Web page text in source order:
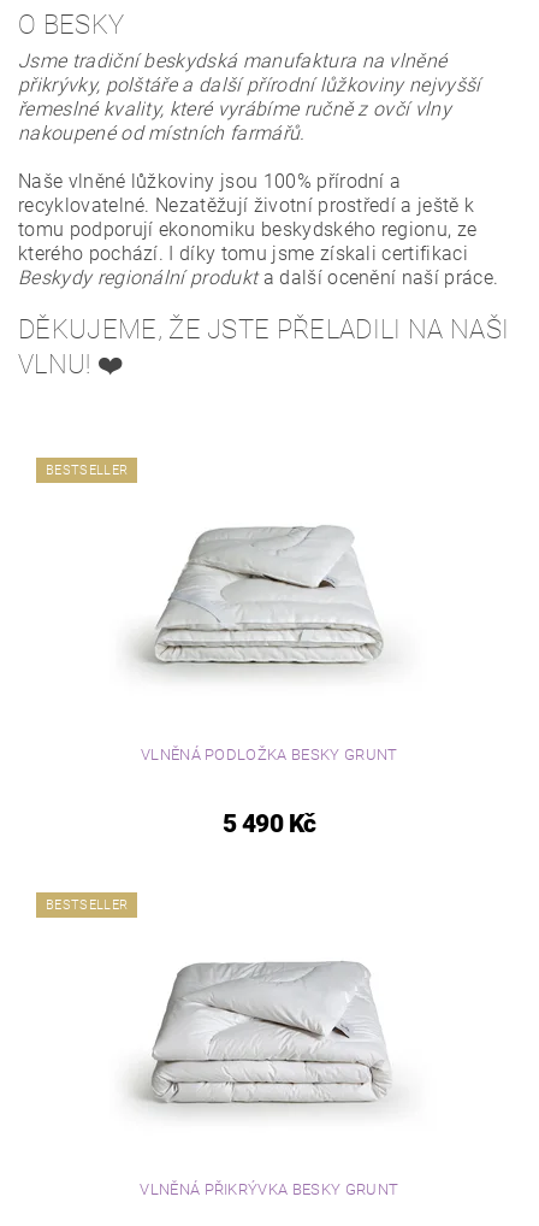
O BESKY
Jsme tradiční beskydská manufaktura na vlněné
přikrývky, polštáře a další přírodní lůžkoviny nejvyšší
řemeslné kvality, které vyrábíme ručně z ovčí vlny
nakoupené od místních farmářů.
Naše vlněné lůžkoviny jsou 100% přírodní a
recyklovatelné. Nezatěžují životní prostředí a ještě k
tomu podporují ekonomiku beskydského regionu, ze
kterého pochází. I díky tomu jsme získali certifikaci
Beskydy regionální produkta další ocenění naší práce.
DĚKUJEME, ŽE JSTE PŘELADILI NA NAŠI
VLNU! ❤️
BESTSELLER
VLNĚNÁ PODLOŽKA BESKY GRUNT
5 490 Kč
BESTSELLER
VLNĚNÁ PŘIKRÝVKA BESKY GRUNT